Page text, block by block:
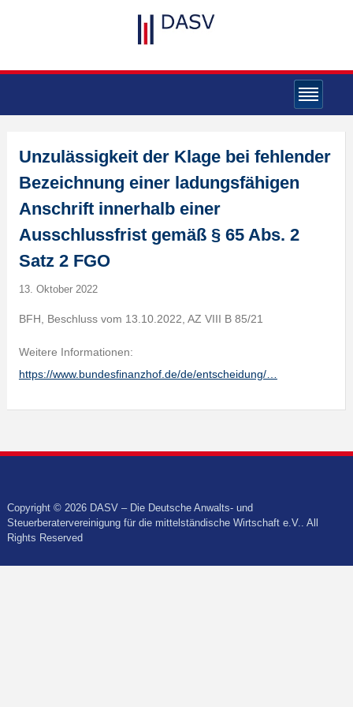
Unzulässigkeit der Klage bei fehlender
Bezeichnung einer ladungsfähigen
Anschrift innerhalb einer
Ausschlussfrist gemäß § 65 Abs. 2
Satz 2 FGO
13. Oktober 2022
BFH, Beschluss vom 13.10.2022, AZ VIII B 85/21
Weitere Informationen:
https://www.bundesfinanzhof.de/de/entscheidung/…
Copyright © 2026 DASV – Die Deutsche Anwalts- und
Steuerberatervereinigung für die mittelständische Wirtschaft e.V.. All
Rights Reserved